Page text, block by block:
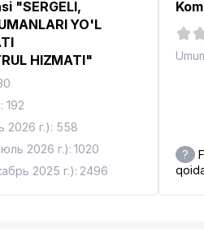
"SERGELI,
YO'L
HIZMATI"
192
2026 г.): 558
2026 г.): 1020
2025 г.): 2496
?